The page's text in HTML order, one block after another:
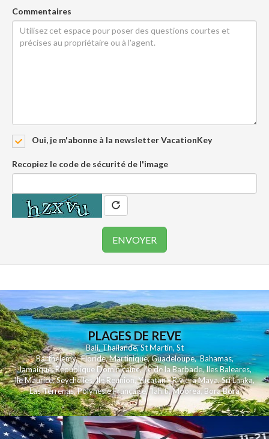
Commentaires
Oui, je m'abonne à la newsletter VacationKey
Recopiez le code de sécurité de l'image
PLAGES DE REVE
Bali,Thailande,St Martin,St
Barthelemy,Floride,Martinique,Guadeloupe,Bahamas,
Jamaique,Republique Dominicaine,Ile de la Barbade,Iles Baleares,
Ile Maurice,Seychelles,Ile Reunion,Yucatan - Riviera Maya,Sri Lanka,
Las Terrenas,Polynesie Française,Tahiti,Moorea, Bora Bora